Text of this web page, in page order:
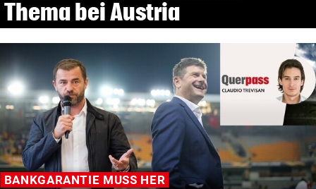
Thema bei Austria
BANKGARANTIE MUSS HER